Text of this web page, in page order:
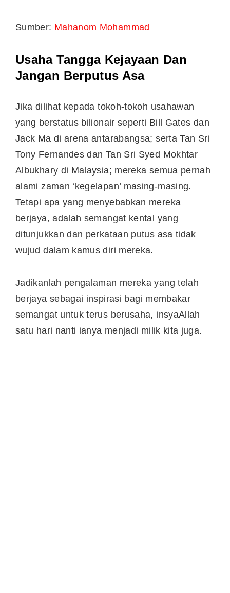
Sumber: Mahanom Mohammad
Usaha Tangga Kejayaan Dan
Jangan Berputus Asa
Jika dilihat kepada tokoh-tokoh usahawan
yang berstatus bilionair seperti Bill Gates dan
Jack Ma di arena antarabangsa; serta Tan Sri
Tony Fernandes dan Tan Sri Syed Mokhtar
Albukhary di Malaysia; mereka semua pernah
alami zaman ‘kegelapan’ masing-masing.
Tetapi apa yang menyebabkan mereka
berjaya, adalah semangat kental yang
ditunjukkan dan perkataan putus asa tidak
wujud dalam kamus diri mereka.
Jadikanlah pengalaman mereka yang telah
berjaya sebagai inspirasi bagi membakar
semangat untuk terus berusaha, insyaAllah
satu hari nanti ianya menjadi milik kita juga.